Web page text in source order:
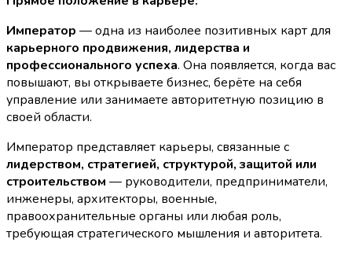
Император — одна из наиболее позитивных карт для
карьерного продвижения, лидерства и
профессионального успеха. Она появляется, когда вас
повышают, вы открываете бизнес, берёте на себя
управление или занимаете авторитетную позицию в
своей области.
Император представляет карьеры, связанные с
лидерством, стратегией, структурой, защитой или
строительством — руководители, предприниматели,
инженеры, архитекторы, военные,
правоохранительные органы или любая роль,
требующая стратегического мышления и авторитета.